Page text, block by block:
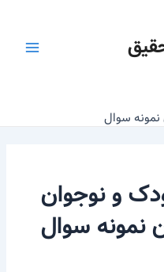
نمونه سوال
و نوجوان
نمونه سوال